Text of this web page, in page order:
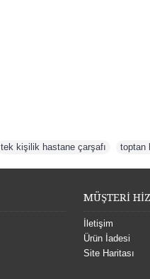
tek kişilik hastane çarşafı toptan
MÜŞTERİ
İletişim
Ürün İadesi
Site Haritası